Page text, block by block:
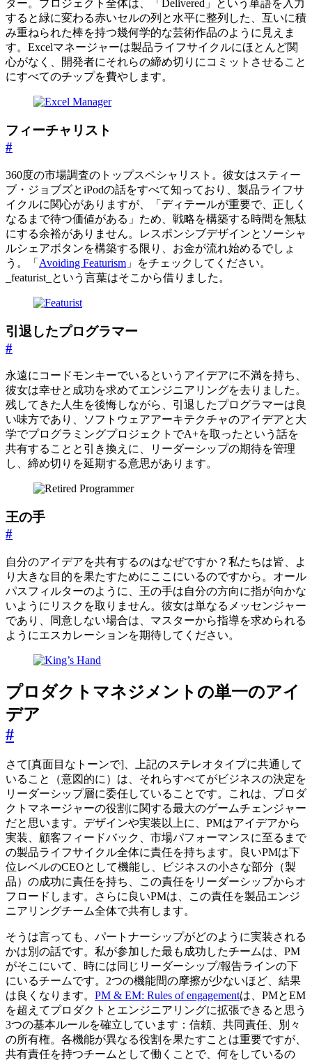
ター。プロジェクト全体は、「Delivered」という単語を入力
すると緑に変わる赤いセルの列と水平に整列した、互いに積
み重ねられた棒を持つ幾何学的な芸術作品のように見えま
す。Excelマネージャーは製品ライフサイクルにほとんど関
心がなく、開発者にそれらの締め切りにコミットさせること
にすべてのチップを費やします。
フィーチャリスト
#
360度の市場調査のトップスペシャリスト。彼女はスティー
ブ・ジョブズとiPodの話をすべて知っており、製品ライフサ
イクルに関心がありますが、「ディテールが重要で、正しく
なるまで待つ価値がある」ため、戦略を構築する時間を無駄
にする余裕がありません。レスポンシブデザインとソーシャ
ルシェアボタンを構築する限り、お金が流れ始めるでしょ
う。「 Avoiding Featurism 」をチェックしてください。
_featurist_という言葉はそこから借りました。
引退したプログラマー
#
永遠にコードモンキーでいるというアイデアに不満を持ち、
彼女は幸せと成功を求めてエンジニアリングを去りました。
残してきた人生を後悔しながら、引退したプログラマーは良
い味方であり、ソフトウェアアーキテクチャのアイデアと大
学でプログラミングプロジェクトでA+を取ったという話を
共有することと引き換えに、リーダーシップの期待を管理
し、締め切りを延期する意思があります。
王の手
#
自分のアイデアを共有するのはなぜですか？私たちは皆、よ
り大きな目的を果たすためにここにいるのですから。オール
パスフィルターのように、王の手は自分の方向に指が向かな
いようにリスクを取りません。彼女は単なるメッセンジャー
であり、同意しない場合は、マスターから指導を求められる
ようにエスカレーションを期待してください。
プロダクトマネジメントの単一のアイ
デア
#
さて[真面目なトーンで]、上記のステレオタイプに共通して
いること（意図的に）は、それらすべてがビジネスの決定を
リーダーシップ層に委任していることです。これは、プロダ
クトマネージャーの役割に関する最大のゲームチェンジャー
だと思います。デザインや実装以上に、PMはアイデアから
実装、顧客フィードバック、市場パフォーマンスに至るまで
の製品ライフサイクル全体に責任を持ちます。良いPMは下
位レベルのCEOとして機能し、ビジネスの小さな部分（製
品）の成功に責任を持ち、この責任をリーダーシップからオ
フロードします。さらに良いPMは、この責任を製品エンジ
ニアリングチーム全体で共有します。
そうは言っても、パートナーシップがどのように実装される
かは別の話です。私が参加した最も成功したチームは、PM
がそこにいて、時には同じリーダーシップ/報告ラインの下
にいるチームです。2つの機能間の摩擦が少ないほど、結果
は良くなります。 PM & EM: Rules of engagementは、PMとEM
を超えてプロダクトとエンジニアリングに拡張できると思う
3つの基本ルールを確立しています：信頼、共同責任、別々
の所有権。各機能が異なる役割を果たすことは重要ですが、
共有責任を持つチームとして働くことで、何をしているの